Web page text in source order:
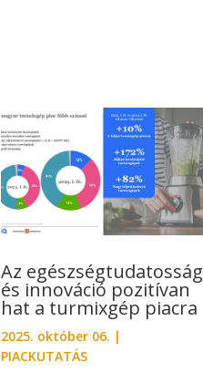
Az egészségtudatosság
és innováció pozitívan
hat a turmixgép piacra
2025. október 06. |
PIACKUTATÁS